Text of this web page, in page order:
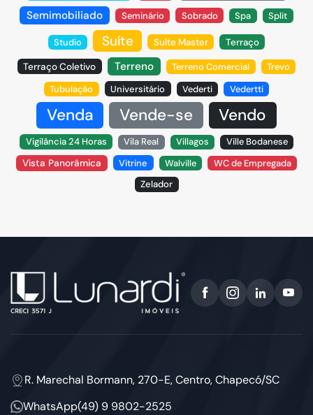
Semimobiliado Seminário Sobrado Spa Split
Studio Suíte Suíte Master Terraço
Terraço Coletivo Terreno Terreno Comercial
Trevo
Tubulação
Universitário Vederti Vedertti
Venda Vende-se Vendo
Vigilância 24 Horas Vila Real Villagos Ville Bodanese
Vista Panorâmica Vitrine Walville
WC de Empregada
Zelador
R. Marechal Bormann, 270-E, Centro, Chapecó/SC
WhatsApp(49) 9 9802-2525